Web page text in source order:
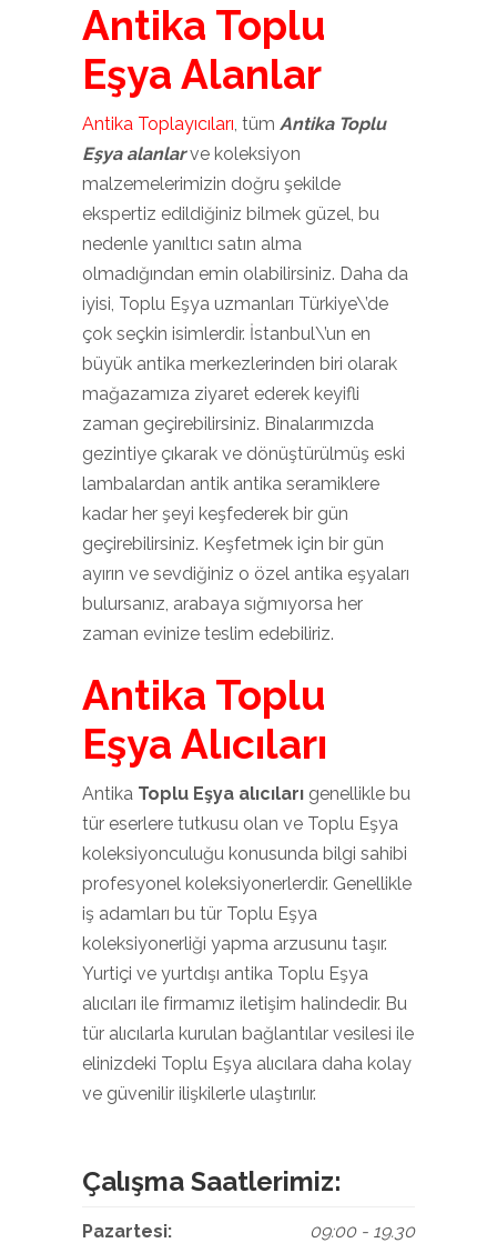
Antika Toplu
Eşya Alanlar
Antika Toplayıcıları, tüm Antika Toplu
Eşya alanlarve koleksiyon
malzemelerimizin doğru şekilde
ekspertiz edildiğiniz bilmek güzel, bu
nedenle yanıltıcı satın alma
olmadığından emin olabilirsiniz. Daha da
iyisi, Toplu Eşya uzmanları Türkiye\’de
çok seçkin isimlerdir. İstanbul\’un en
büyük antika merkezlerinden biri olarak
mağazamıza ziyaret ederek keyifli
zaman geçirebilirsiniz. Binalarımızda
gezintiye çıkarak ve dönüştürülmüş eski
lambalardan antik antika seramiklere
kadar her şeyi keşfederek bir gün
geçirebilirsiniz. Keşfetmek için bir gün
ayırın ve sevdiğiniz o özel antika eşyaları
bulursanız, arabaya sığmıyorsa her
zaman evinize teslim edebiliriz.
Antika Toplu
Eşya Alıcıları
Antika Toplu Eşya alıcıları genellikle bu
tür eserlere tutkusu olan ve Toplu Eşya
koleksiyonculuğu konusunda bilgi sahibi
profesyonel koleksiyonerlerdir. Genellikle
iş adamları bu tür Toplu Eşya
koleksiyonerliği yapma arzusunu taşır.
Yurtiçi ve yurtdışı antika Toplu Eşya
alıcıları ile firmamız iletişim halindedir. Bu
tür alıcılarla kurulan bağlantılar vesilesi ile
elinizdeki Toplu Eşya alıcılara daha kolay
ve güvenilir ilişkilerle ulaştırılır.
Çalışma Saatlerimiz:
Pazartesi:
09:00 - 19.30